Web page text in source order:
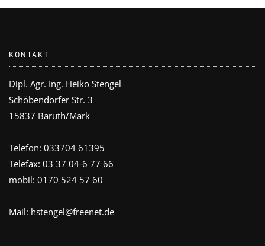
KONTAKT
Dipl. Agr. Ing. Heiko Stengel
Schöbendorfer Str. 3
15837 Baruth/Mark
Telefon: 033704 61395
Telefax: 03 37 04-6 77 66
mobil: 0170 524 57 60
Mail: hstengel@freenet.de